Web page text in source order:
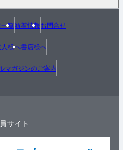
一覧新着情報お問合せ
人様へ書店様へ
マガジンのご案内
サイト